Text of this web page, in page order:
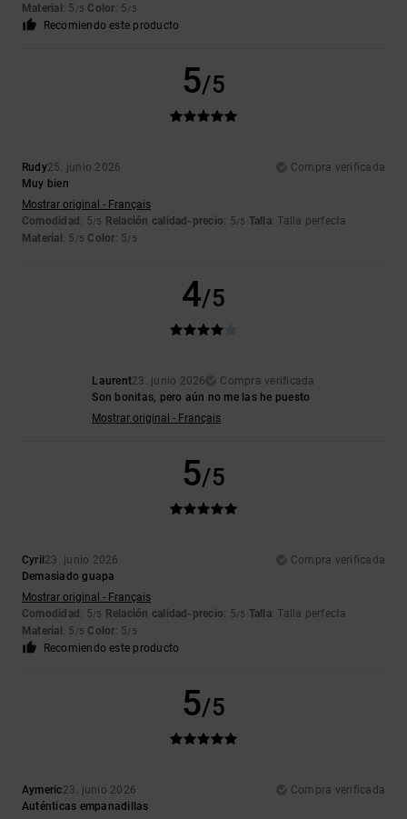
Material : 5 /5 Color: 5/5
Recomiendo este producto
5/5
Rudy25. junio 2026
Compra verificada
Muy bien
Mostrar original - Français
Comodidad : 5/5 Relación calidad-precio: 5/5 Talla: Talla perfecta
Material : 5 /5 Color: 5/5
4/5
Laurent23. junio 2026
Compra verificada
Son bonitas, pero aún no me las he puesto
Mostrar original - Français
5/5
Cyril 23. junio 2026
Compra verificada
Demasiado guapa
Mostrar original - Français
Comodidad : 5/5 Relación calidad-precio: 5/5 Talla: Talla perfecta
Material : 5 /5 Color: 5/5
Recomiendo este producto
5/5
Aymeric23. junio 2026
Compra verificada
Auténticas empanadillas